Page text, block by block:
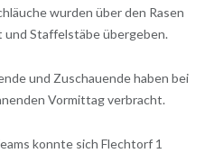
wurden über den Rasen
Staffelstäbe übergeben.
und Zuschauende haben bei
Vormittag verbracht.
konnte sich Flechtorf 1